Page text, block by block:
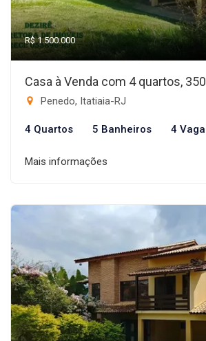
R$ 1.500.000
Casa à Venda com 4 quartos,
Penedo, Itatiaia-RJ
4 Quartos 5 Banheiros 4
Mais informações